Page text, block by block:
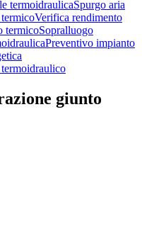
termoidraulicaSpurgo aria
Verifica rendimento
termicoSopralluogo
Preventivo impianto
giunto